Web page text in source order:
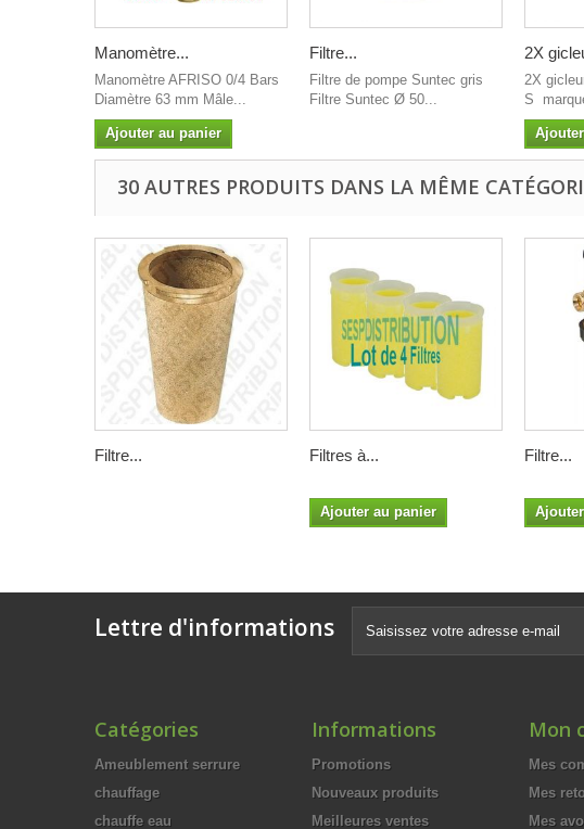
Manomètre...
Manomètre AFRISO 0/4 Bars
Diamètre 63 mm Mâle...
Ajouter au panier
Filtre...
Filtre de pompe Suntec gris
Filtre Suntec Ø 50...
2X
2X
S
30 AUTRES PRODUITS DANS LA MÊME
Filtre... Filtres à...
Ajouter au panier
Filtre...
Lettre d'informations
Catégories
Ameublement serrure
chauffage
chauffe eau
Informations
Promotions
Nouveaux produits
Meilleures ventes
Mon
Mes
Mes
Mes